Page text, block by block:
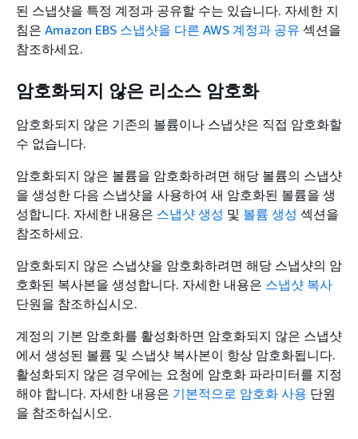
된 스냅샷을 특정 계정과 공유할 수는 있습니다. 자세한 지
침은 Amazon EBS 스냅샷을 다른 AWS 계정과 공유 섹션을
참조하세요.
암호화되지 않은 리소스 암호화
암호화되지 않은 기존의 볼륨이나 스냅샷은 직접 암호화할
수 없습니다.
암호화되지 않은 볼륨을 암호화하려면 해당 볼륨의 스냅샷
을 생성한 다음 스냅샷을 사용하여 새 암호화된 볼륨을 생
성합니다. 자세한 내용은 스냅샷 생성 및 볼륨 생성 섹션을
참조하세요.
암호화되지 않은 스냅샷을 암호화하려면 해당 스냅샷의 암
호화된 복사본을 생성합니다. 자세한 내용은 스냅샷 복사
단원을 참조하십시오.
계정의 기본 암호화를 활성화하면 암호화되지 않은 스냅샷
에서 생성된 볼륨 및 스냅샷 복사본이 항상 암호화됩니다.
활성화되지 않은 경우에는 요청에 암호화 파라미터를 지정
해야 합니다. 자세한 내용은 기본적으로 암호화 사용 단원
을 참조하십시오.